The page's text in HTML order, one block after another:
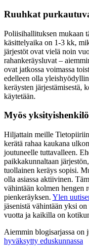
Ruuhkat
Poliisihallituksen mukaan
käsittelyaika on 1-3 kk,
järjestöt ovat vielä noin
rahankeräysluvat –
ovat jatkossa voimassa
edelleen olla
keräysten järjestämisestä,
käytetään.
Myös
Hiljattain meille
kerätä rahaa kaukana
joutuneelle tuttavalleen.
paikkakunnaltaan
tuollainen keräys sopisi.
olla asiassa aktiivinen.
vähintään kolmen hengen
pienkeräyksen. Ylen
jäsenistä vähintään yksi
vuotta ja kaikilla on
Aiemmin blogisarjassa on
hyväksytty eduskunnassa